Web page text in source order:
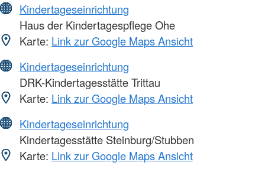
Kindertageseinrichtung
Haus der Kindertagespflege Ohe
Karte: Link zur Google Maps Ansicht
Kindertageseinrichtung
DRK-Kindertagesstätte Trittau
Karte: Link zur Google Maps Ansicht
Kindertageseinrichtung
Kindertagesstätte Steinburg/Stubben
Karte: Link zur Google Maps Ansicht